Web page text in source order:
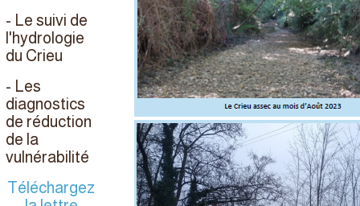
- Le suivi de
l'hydrologie
du Crieu
- Les
diagnostics
de réduction
de la
vulnérabilité
Téléchargez